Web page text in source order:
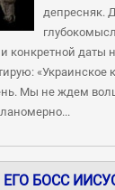
депресняк.
даты
«Украинское
Мы не ждем
БОСС